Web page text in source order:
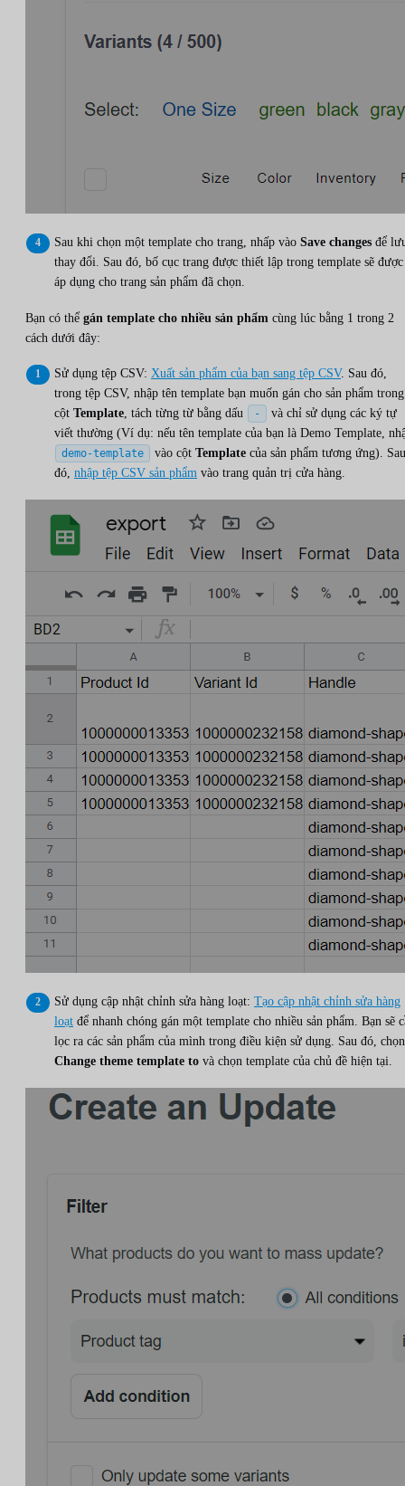
Sau khi chọn một template cho trang, nhấp vào Save changes để
thay đổi. Sau đó, bố cục trang được thiết lập trong template sẽ được
áp dụng cho trang sản phẩm đã chọn.
Bạn có thể gán template cho nhiều sản phẩm cùng lúc bằng 1 trong 2
cách dưới đây:
Sử dụng tệp CSV: Xuất sản phẩm của bạn sang tệp CSV. Sau đó,
trong tệp CSV, nhập tên template bạn muốn gán cho sản phẩm trong
cột Template, tách từng từ bằng dấu -
và chỉ sử dụng các ký tự
viết thường (Ví dụ: nếu tên template của bạn là Demo Template,
demo-template vào cột Template của sản phẩm tương ứng). Sau
đó, nhập tệp CSV sản phẩm vào trang quản trị cửa hàng.
Sử dụng cập nhật chỉnh sửa hàng loạt: Tạo cập nhật chỉnh sửa hàng
loạt để nhanh chóng gán một template cho nhiều sản phẩm. Bạn sẽ
lọc ra các sản phẩm của mình trong điều kiện sử dụng. Sau đó, chọn
Change theme template to và chọn template của chủ đề hiện tại.